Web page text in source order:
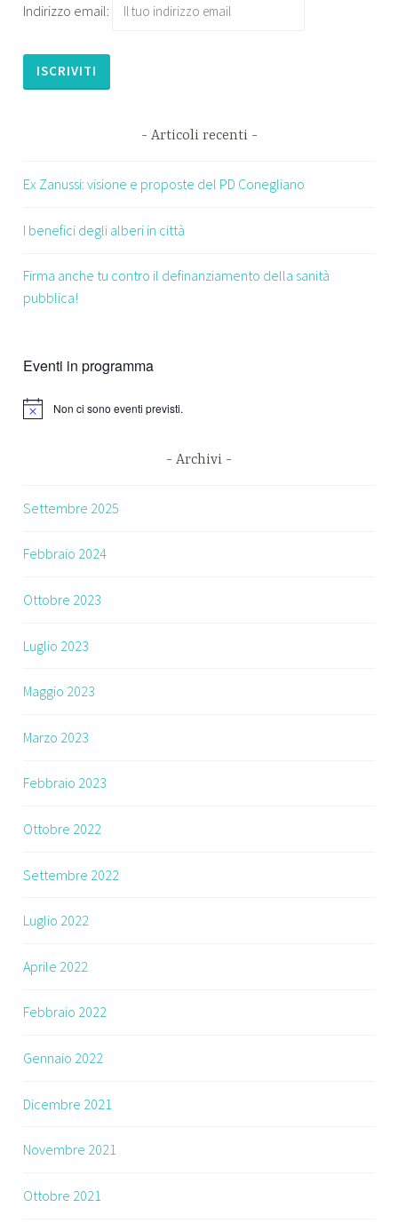
Indirizzo email:
Articoli recenti
Ex Zanussi: visione e proposte del PD Conegliano
I benefici degli alberi in città
Firma anche tu contro il definanziamento della sanità
pubblica!
Eventi in programma
Non ci sono eventi previsti.
Archivi
Settembre 2025
Febbraio 2024
Ottobre 2023
Luglio 2023
Maggio 2023
Marzo 2023
Febbraio 2023
Ottobre 2022
Settembre 2022
Luglio 2022
Aprile 2022
Febbraio 2022
Gennaio 2022
Dicembre 2021
Novembre 2021
Ottobre 2021